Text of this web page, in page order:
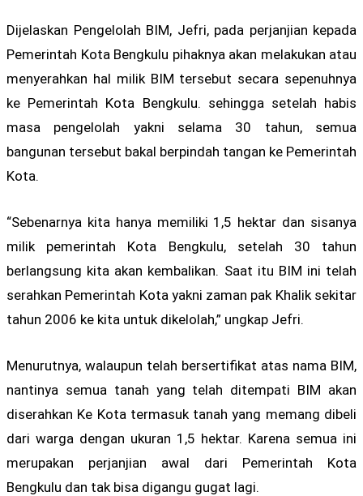
Dijelaskan Pengelolah BIM, Jefri, pada perjanjian kepada
Pemerintah Kota Bengkulu pihaknya akan melakukan atau
menyerahkan hal milik BIM tersebut secara sepenuhnya
ke Pemerintah Kota Bengkulu. sehingga setelah habis
masa pengelolah yakni selama 30 tahun, semua
bangunan tersebut bakal berpindah tangan ke Pemerintah
Kota.
“Sebenarnya kita hanya memiliki 1,5 hektar dan sisanya
milik pemerintah Kota Bengkulu, setelah 30 tahun
berlangsung kita akan kembalikan. Saat itu BIM ini telah
serahkan Pemerintah Kota yakni zaman pak Khalik sekitar
tahun 2006 ke kita untuk dikelolah,” ungkap Jefri.
Menurutnya, walaupun telah bersertifikat atas nama BIM,
nantinya semua tanah yang telah ditempati BIM akan
diserahkan Ke Kota termasuk tanah yang memang dibeli
dari warga dengan ukuran 1,5 hektar. Karena semua ini
merupakan perjanjian awal dari Pemerintah Kota
Bengkulu dan tak bisa digangu gugat lagi.